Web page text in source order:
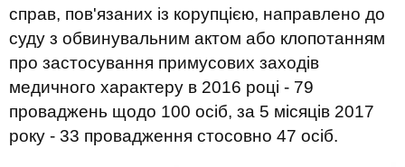
справ, пов'язаних із корупцією, направлено до
суду з обвинувальним актом або клопотанням
про застосування примусових заходів
медичного характеру в 2016 році - 79
проваджень щодо 100 осіб, за 5 місяців 2017
року - 33 провадження стосовно 47 осіб.